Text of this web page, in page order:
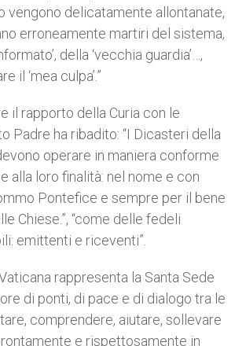
vengono delicatamente allontanate,
erroneamente martiri del sistema,
della ‘vecchia guardia’…,
il ‘mea culpa’.”
il rapporto della Curia con le
Padre ha ribadito: “I Dicasteri della
operare in maniera conforme
alla loro finalità: nel nome e con
Pontefice e sempre per il bene
Chiese.”, “come delle fedeli
emittenti e riceventi”.
rappresenta la Santa Sede
di ponti, di pace e di dialogo tra le
comprendere, aiutare, sollevare
e rispettosamente in